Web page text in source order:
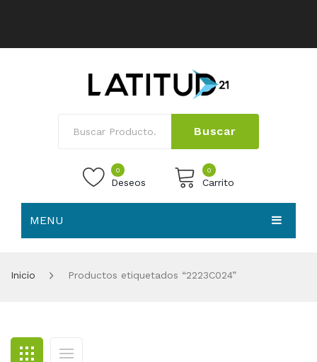
Buscar
0
Deseos
0
Carrito
MENU
BLOG
Inicio Productos etiquetados “2223C024”